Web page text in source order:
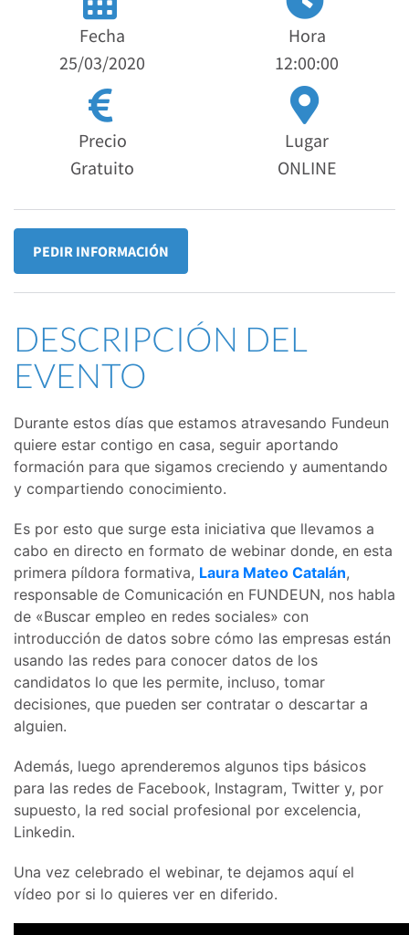
Fecha
25/03/2020
Hora
12:00:00
Precio
Gratuito
Lugar
ONLINE
PEDIR INFORMACIÓN
DESCRIPCIÓN DEL
EVENTO
Durante estos días que estamos atravesando Fundeun
quiere estar contigo en casa, seguir aportando
formación para que sigamos creciendo y aumentando
y compartiendo conocimiento.
Es por esto que surge esta iniciativa que llevamos a
cabo en directo en formato de webinar donde, en esta
primera píldora formativa, Laura Mateo Catalán,
responsable de Comunicación en FUNDEUN, nos habla
de «Buscar empleo en redes sociales» con
introducción de datos sobre cómo las empresas están
usando las redes para conocer datos de los
candidatos lo que les permite, incluso, tomar
decisiones, que pueden ser contratar o descartar a
alguien.
Además, luego aprenderemos algunos tips básicos
para las redes de Facebook, Instagram, Twitter y, por
supuesto, la red social profesional por excelencia,
Linkedin.
Una vez celebrado el webinar, te dejamos aquí el
vídeo por si lo quieres ver en diferido.